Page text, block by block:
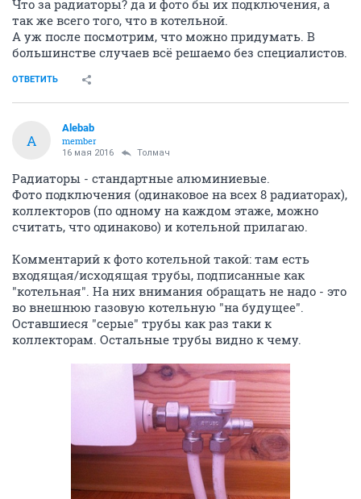
Что за радиаторы? да и фото бы их подключения, а
так же всего того, что в котельной.
А уж после посмотрим, что можно придумать. В
большинстве случаев всё решаемо без специалистов.
ОТВЕТИТЬ
A
Alebab
member
16 мая 2016 Толмач
Радиаторы - стандартные алюминиевые.
Фото подключения (одинаковое на всех 8 радиаторах),
коллекторов (по одному на каждом этаже, можно
считать, что одинаково) и котельной прилагаю.
Комментарий к фото котельной такой: там есть
входящая/исходящая трубы, подписанные как
"котельная". На них внимания обращать не надо - это
во внешнюю газовую котельную "на будущее".
Оставшиеся "серые" трубы как раз таки к
коллекторам. Остальные трубы видно к чему.